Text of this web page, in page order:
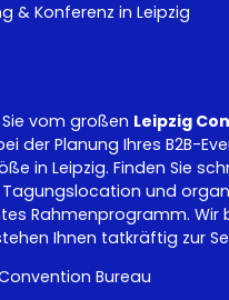
& Konferenz in Leipzig
vom großen Leipzig
der Planung Ihres B2B-
in Leipzig. Finden Sie
und
Rahmenprogramm. Wir
Ihnen tatkräftig zur
Bureau